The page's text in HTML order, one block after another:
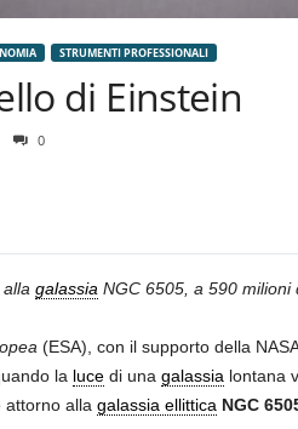
STRUMENTI PROFESSIONALI
di Einstein
0
galassia NGC 6505, a 590 milioni
(ESA), con il supporto della
la lucedi una galassia lontana
alla galassia ellittica NGC